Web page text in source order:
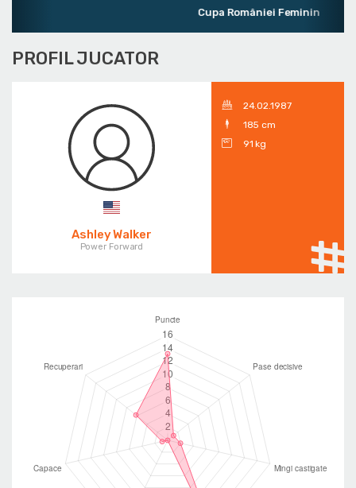
Cupa României Feminin
PROFIL JUCATOR
Ashley Walker
Power Forward
24.02.1987
185 cm
91 kg